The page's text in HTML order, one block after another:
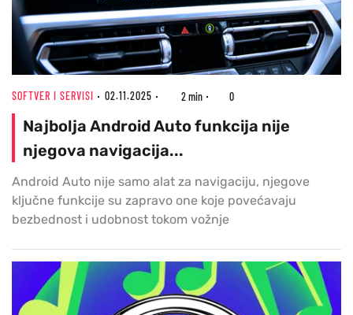
SOFTVER I SERVISI 02.11.2025 2 min 0
Najbolja Android Auto funkcija nije
njegova navigacija...
Android Auto nije samo alat za navigaciju, njegove
ključne funkcije su zapravo one koje povećavaju
bezbednost i udobnost tokom vožnje